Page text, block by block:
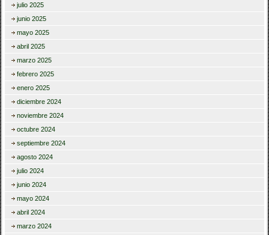
julio 2025
junio 2025
mayo 2025
abril 2025
marzo 2025
febrero 2025
enero 2025
diciembre 2024
noviembre 2024
octubre 2024
septiembre 2024
agosto 2024
julio 2024
junio 2024
mayo 2024
abril 2024
marzo 2024